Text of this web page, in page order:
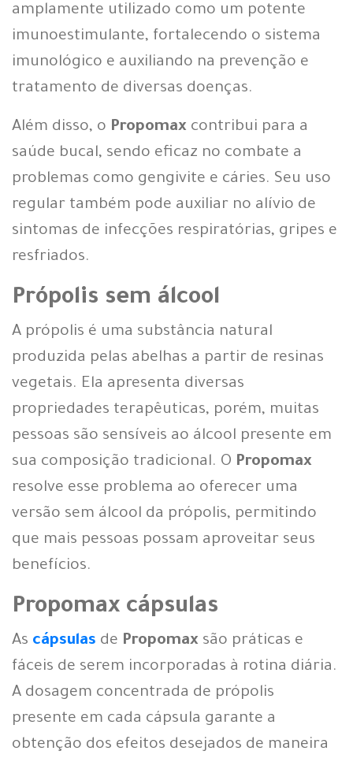
amplamente utilizado como um potente
imunoestimulante, fortalecendo o sistema
imunológico e auxiliando na prevenção e
tratamento de diversas doenças.
Além disso, o Propomax contribui para a
saúde bucal, sendo eficaz no combate a
problemas como gengivite e cáries. Seu uso
regular também pode auxiliar no alívio de
sintomas de infecções respiratórias, gripes e
resfriados.
Própolis sem álcool
A própolis é uma substância natural
produzida pelas abelhas a partir de resinas
vegetais. Ela apresenta diversas
propriedades terapêuticas, porém, muitas
pessoas são sensíveis ao álcool presente em
sua composição tradicional. O Propomax
resolve esse problema ao oferecer uma
versão sem álcool da própolis, permitindo
que mais pessoas possam aproveitar seus
benefícios.
Propomax cápsulas
As cápsulas de Propomax são práticas e
fáceis de serem incorporadas à rotina diária.
A dosagem concentrada de própolis
presente em cada cápsula garante a
obtenção dos efeitos desejados de maneira